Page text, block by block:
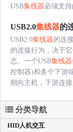
USB集线器必须支
USB2.0集线器的
USB2.0集线器的连
的连接行为，决于
态。一个USB集线器
控制器)和多个下游
朝向主机，下游连
分类导航
HID人机交互